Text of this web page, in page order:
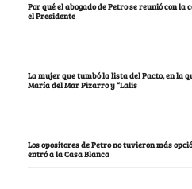
Por qué el abogado de Petro se reunió con
el Presidente
La mujer que tumbó la lista del Pacto, en la
María del Mar Pizarro y “Lalis
Los opositores de Petro no tuvieron más
entró a la Casa Blanca